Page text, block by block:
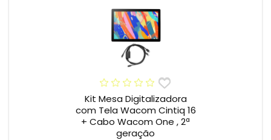
Kit Mesa Digitalizadora
com Tela Wacom Cintiq 16
+ Cabo Wacom One , 2ª
geração